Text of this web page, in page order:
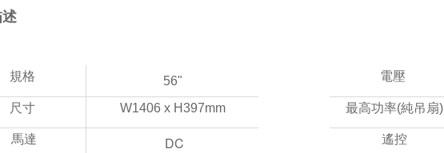
規格 56" 電壓
尺寸 W1406 x H397mm 最高功率(純吊扇)
馬達 DC 遙控